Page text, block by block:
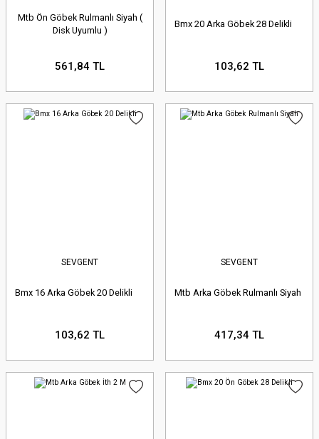
Mtb Ön Göbek Rulmanlı Siyah (
Disk Uyumlu )
561,84 TL
Bmx 20 Arka Göbek 28 Delikli
103,62 TL
SEVGENT
Bmx 16 Arka Göbek 20 Delikli
103,62 TL
SEVGENT
Mtb Arka Göbek Rulmanlı Siyah
417,34 TL